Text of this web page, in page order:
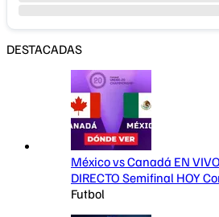
DESTACADAS
México vs Canadá EN
DIRECTO Semifinal HOY
Futbol